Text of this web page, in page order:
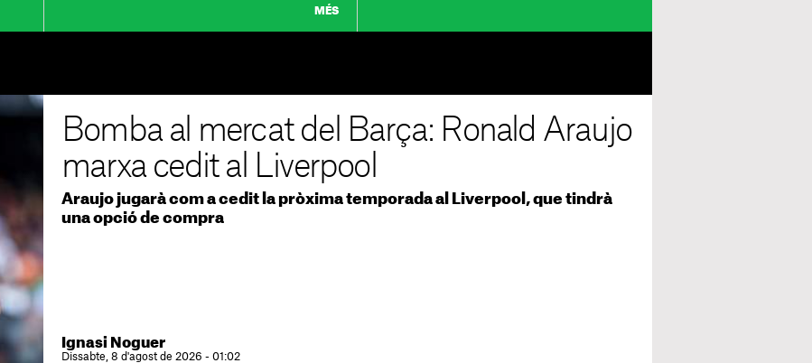
MÉS
Bomba al mercat del Barça: Ronald Araujo
marxa cedit al Liverpool
Araujo jugarà com a cedit la pròxima temporada al Liverpool, que tindrà
una opció de compra
Ignasi Noguer
Dissabte, 8 d'agost de 2026 - 01:02